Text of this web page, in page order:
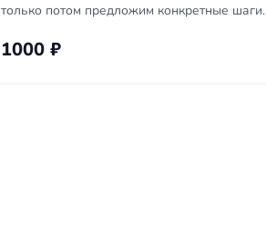
только потом предложим конкретные шаги.
1000 ₽